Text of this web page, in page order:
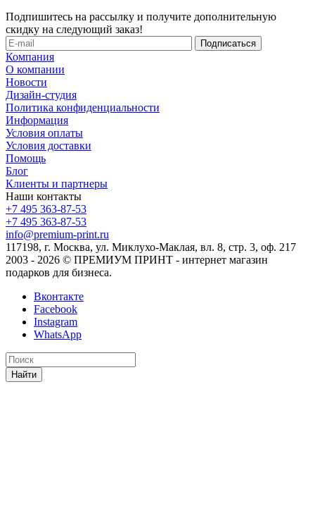
Подпишитесь на рассылку и получите дополнительную
скидку на следующий заказ!
Компания
О компании
Новости
Дизайн-студия
Политика конфиденциальности
Информация
Условия оплаты
Условия доставки
Помощь
Блог
Клиенты и партнеры
Наши контакты
+7 495 363-87-53
+7 495 363-87-53
info@premium-print.ru
117198, г. Москва, ул. Миклухо-Маклая, вл. 8, стр. 3, оф. 217
2003 - 2026 © ПРЕМИУМ ПРИНТ - интернет магазин
подарков для бизнеса.
Вконтакте
Facebook
Instagram
WhatsApp
Найти